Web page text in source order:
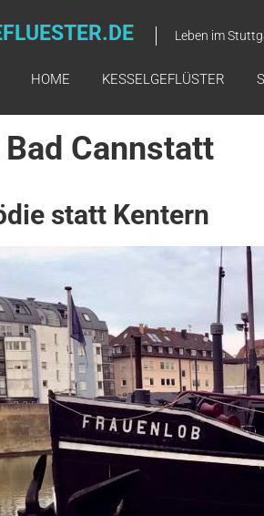
Leben im
HOME KESSELGEFLÜSTER
Bad Cannstatt
statt Kentern